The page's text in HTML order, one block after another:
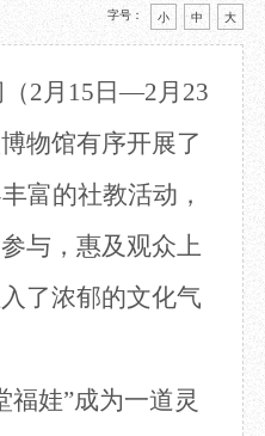
景点 正门
诗史堂
柴门
工部祠
少陵草堂碑亭
唐代遗址
字号： 小 中 大
（2月15日—2月23
物馆有序开展了
富的社教活动，
与，惠及观众上
了浓郁的文化气
福娃”成为一道灵